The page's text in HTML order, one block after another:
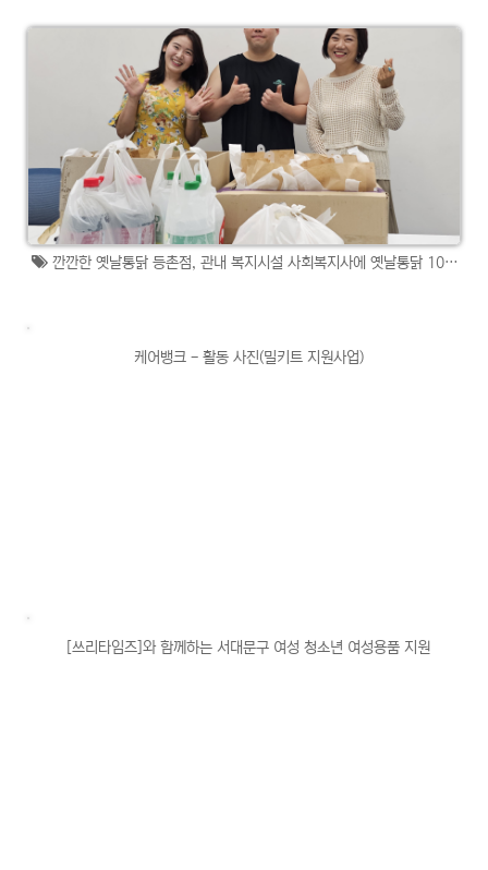
깐깐한 옛날통닭 등촌점, 관내 복지시설 사회복지사에 옛날통닭 100...
케어뱅크 - 활동 사진(밀키트 지원사업)
[쓰리타임즈]와 함께하는 서대문구 여성 청소년 여성용품 지원